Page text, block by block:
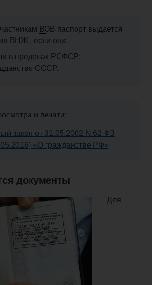
ВОВ паспорт выдается
ВНЖ , если они:
в пределах РСФСР;
СССР.
и печати:
закон от 31.05.2002 N 62-ФЗ
«О гражданстве РФ»
документы
Для